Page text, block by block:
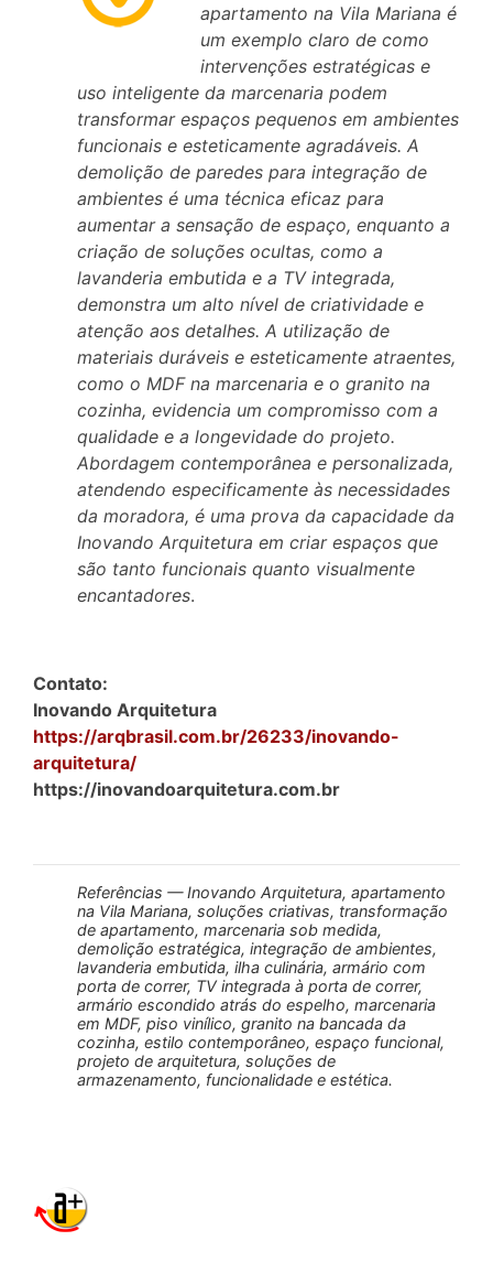
apartamento na Vila Mariana é
um exemplo claro de como
intervenções estratégicas e
uso inteligente da marcenaria podem
transformar espaços pequenos em ambientes
funcionais e esteticamente agradáveis. A
demolição de paredes para integração de
ambientes é uma técnica eficaz para
aumentar a sensação de espaço, enquanto a
criação de soluções ocultas, como a
lavanderia embutida e a TV integrada,
demonstra um alto nível de criatividade e
atenção aos detalhes. A utilização de
materiais duráveis e esteticamente atraentes,
como o MDF na marcenaria e o granito na
cozinha, evidencia um compromisso com a
qualidade e a longevidade do projeto.
Abordagem contemporânea e personalizada,
atendendo especificamente às necessidades
da moradora, é uma prova da capacidade da
Inovando Arquitetura em criar espaços que
são tanto funcionais quanto visualmente
encantadores.
Contato:
Inovando Arquitetura
https://arqbrasil.com.br/26233/inovando-
arquitetura/
https://inovandoarquitetura.com.br
Referências — Inovando Arquitetura, apartamento
na Vila Mariana, soluções criativas, transformação
de apartamento, marcenaria sob medida,
demolição estratégica, integração de ambientes,
lavanderia embutida, ilha culinária, armário com
porta de correr, TV integrada à porta de correr,
armário escondido atrás do espelho, marcenaria
em MDF, piso vinílico, granito na bancada da
cozinha, estilo contemporâneo, espaço funcional,
projeto de arquitetura, soluções de
armazenamento, funcionalidade e estética.